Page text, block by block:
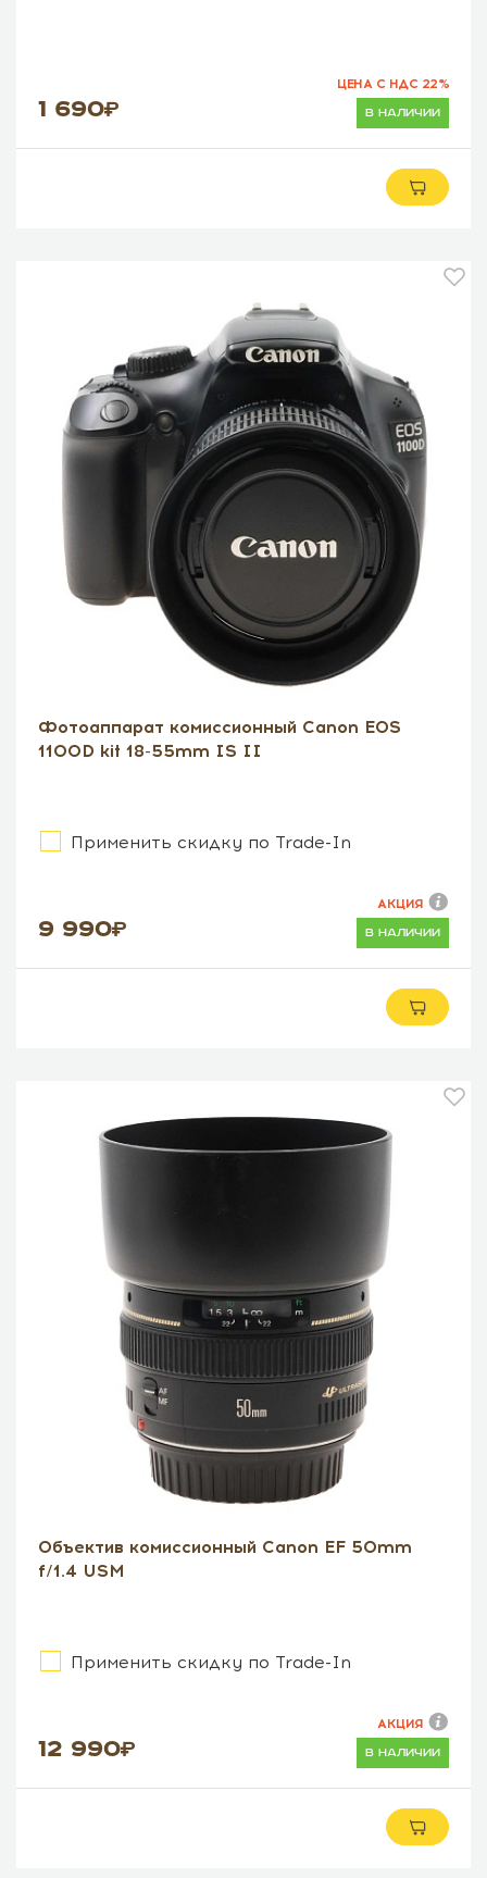
1 690 в наличии
ЦЕНА С НДС 22%
Фотоаппарат комиссионный Canon EOS
1100D kit 18-55mm IS II
Применить скидку по Trade-In
9 990 в наличии
АКЦИЯ
Объектив комиссионный Canon EF 50mm
f/1.4 USM
Применить скидку по Trade-In
12 990 в наличии
АКЦИЯ